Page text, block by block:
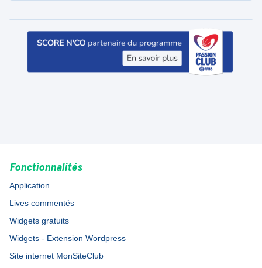
Fonctionnalités
Application
Lives commentés
Widgets gratuits
Widgets - Extension Wordpress
Site internet MonSiteClub